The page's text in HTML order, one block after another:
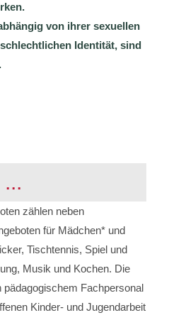
von ihrer sexuellen
Identität, sind
zählen neben
für Mädchen* und
Tischtennis, Spiel und
Musik und Kochen. Die
Fachpersonal
Kinder- und Jugendarbeit